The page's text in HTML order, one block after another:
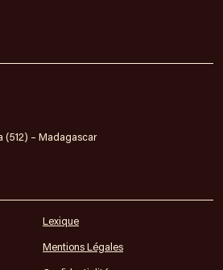
(512) – Madagascar
Lexique
Mentions Légales